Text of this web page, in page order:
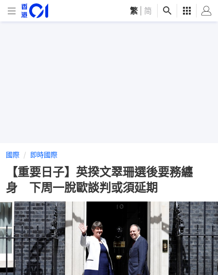
繁 简
國際 即時國際
【重要日子】英揆文翠珊選後要務纏
身 下周一脫歐談判或須延期